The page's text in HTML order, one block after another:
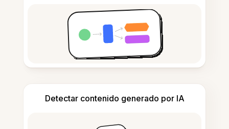
Detectar contenido generado por IA